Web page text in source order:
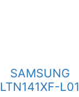
SAMSUNG
LTN141XF-L01